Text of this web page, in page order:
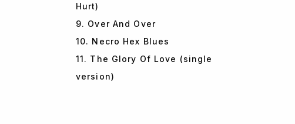
Hurt)
9. Over And Over
10. Necro Hex Blues
11. The Glory Of Love (single
version)